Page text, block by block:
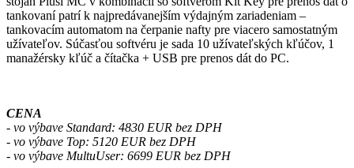
tankovaní patrí k najpredávanejším výdajným zariadeniam –
tankovacím automatom na čerpanie nafty pre viacero samostatným
užívateľov. Súčasťou softvéru je sada 10 užívateľských kľúčov, 1
manažérsky kľúč a čítačka + USB pre prenos dát do PC.
CENA
- vo výbave Standard: 4830 EUR bez DPH
- vo výbave Top: 5120 EUR bez DPH
- vo výbave MultuUser: 6699 EUR bez DPH